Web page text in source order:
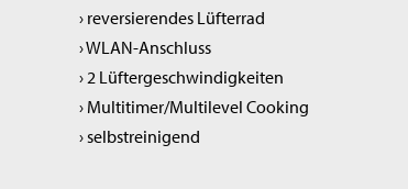
› reversierendes Lüfterrad
› WLAN-Anschluss
› 2 Lüftergeschwindigkeiten
› Multitimer/Multilevel Cooking
› selbstreinigend